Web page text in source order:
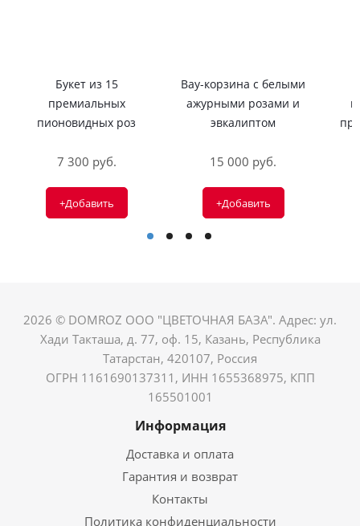
Букет из 15
премиальных
пионовидных роз
7 300 руб.
+Добавить
Вау-корзина с белыми
ажурными розами и
эвкалиптом
15 000 руб.
+Добавить
2026 © DOMROZ ООО "ЦВЕТОЧНАЯ БАЗА". Адрес: ул.
Хади Такташа, д. 77, оф. 15, Казань, Республика
Татарстан, 420107, Россия
ОГРН 1161690137311, ИНН 1655368975, КПП
165501001
Информация
Доставка и оплата
Гарантия и возврат
Контакты
Политика конфиденциальности